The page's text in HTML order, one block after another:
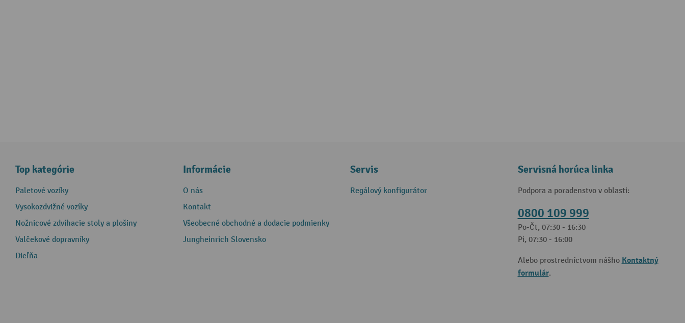
Top kategórie
Paletové vozíky
Vysokozdvižné vozíky
Nožnicové zdvíhacie stoly a plošiny
Valčekové dopravníky
Dieľňa
Informácie
O nás
Kontakt
Všeobecné obchodné a dodacie podmienky
Jungheinrich Slovensko
Servis
Regálový konfigurátor
Servisná horúca linka
Podpora a poradenstvo v oblasti:
0800 109 999
Po-Čt, 07:30 - 16:30
Pi, 07:30 - 16:00
Alebo prostredníctvom nášho Kontaktný
formulár.